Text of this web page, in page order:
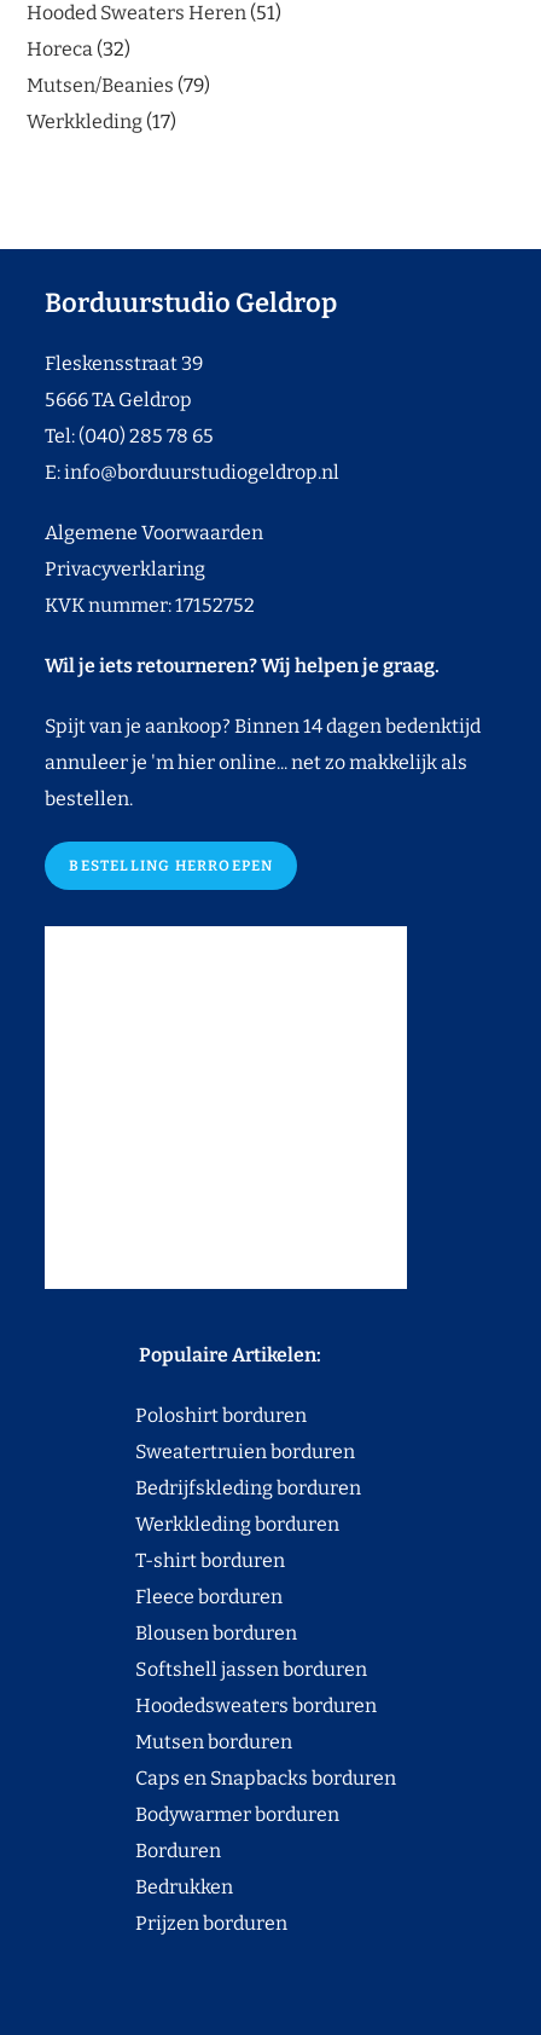
Hooded Sweaters Heren 51
Horeca 32
Mutsen/Beanies 79
Werkkleding 17
Borduurstudio Geldrop
Fleskensstraat 39
5666 TA Geldrop
Tel: (040) 285 78 65
E:info@borduurstudiogeldrop.nl
Algemene Voorwaarden
Privacyverklaring
KVK nummer: 17152752
Wil je iets retourneren? Wij helpen je graag.
Spijt van je aankoop? Binnen 14 dagen bedenktijd
annuleer je 'm hier online... net zo makkelijk als
bestellen.
BESTELLING HERROEPEN
Populaire Artikelen:
Poloshirt borduren
Sweatertruien borduren
Bedrijfskleding borduren
Werkkleding borduren
T-shirt borduren
Fleece borduren
Blousen borduren
Softshell jassen borduren
Hoodedsweaters borduren
Mutsen borduren
Caps en Snapbacks borduren
Bodywarmer borduren
Borduren
Bedrukken
Prijzen borduren